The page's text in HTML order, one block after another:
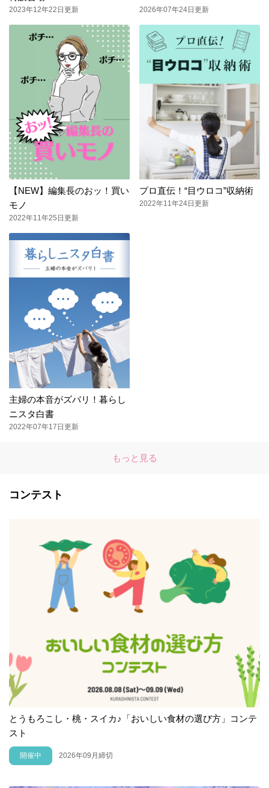
2023年12年22日更新 2026年07年24日更新
【NEW】編集長のおッ！買い
モノ
2022年11年25日更新
プロ直伝！“目ウロコ”収納術
2022年11年24日更新
主婦の本音がズバリ！暮らし
ニスタ白書
2022年07年17日更新
もっと見る
コンテスト
とうもろこし・桃・スイカ♪「おいしい食材の選び方」コンテ
スト
開催中 2026年09月締切